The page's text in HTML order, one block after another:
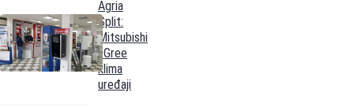
Agria
Split:
Mitsubishi
i Gree
klima
uređaji